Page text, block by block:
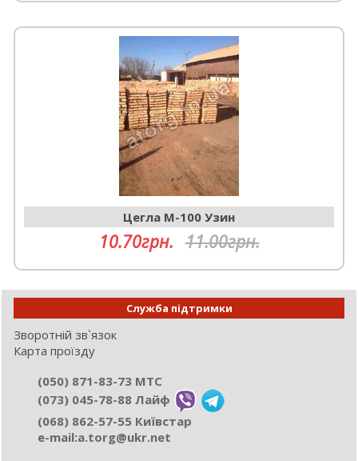
Цегла М-100 Узин
10.70грн. 11.00грн.
Служба підтримки
Зворотній зв`язок
Карта проїзду
(050) 871-83-73 МТС
(073) 045-78-88 Лайф
(068) 862-57-55 Київстар
e-mail:а.torg@ukr.net